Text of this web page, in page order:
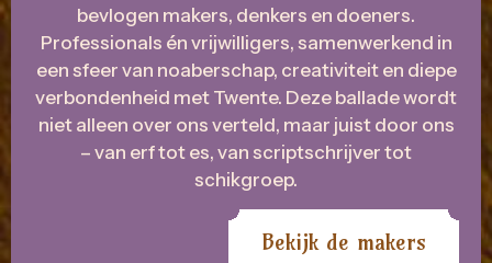
bevlogen makers, denkers en doeners.
Professionals én vrijwilligers, samenwerkend in
een sfeer van noaberschap, creativiteit en diepe
verbondenheid met Twente. Deze ballade wordt
niet alleen over ons verteld, maar juist door ons
– van erf tot es, van scriptschrijver tot
schikgroep.
Bekijk de makers